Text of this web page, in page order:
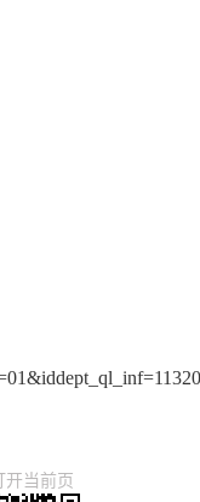
开当前页